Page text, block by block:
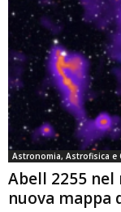
Astronomia, Astrofisica e
Abell 2255
nuova mappa